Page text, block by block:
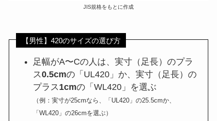
JIS規格をもとに作成
【男性】420のサイズの選び方
足幅がA〜Cの人は、実寸（足長）のプラ
ス0.5cmの「UL420」か、実寸（足長）の
プラス 1cmの「WL420」を選ぶ
（例：実寸が25cmなら、「UL420」の25.5cmか、
「WL420」の26cmを選ぶ）